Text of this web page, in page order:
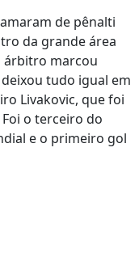
de pênalti
da grande área
árbitro marcou
tudo igual em
Livakovic, que foi
o terceiro do
e o primeiro gol